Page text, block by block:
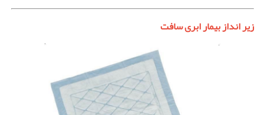
زیر انداز بیمار ابری سافت